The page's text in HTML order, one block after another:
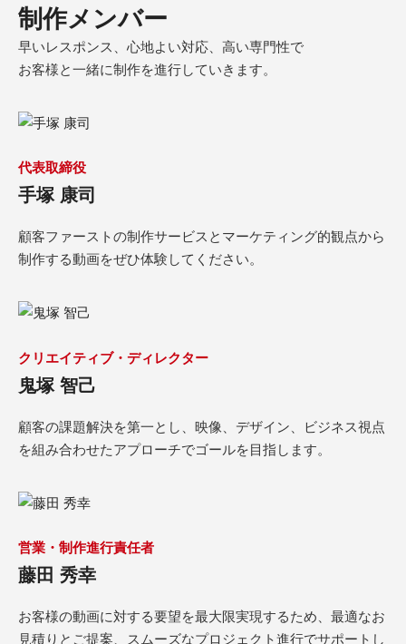
制作メンバー
早いレスポンス、心地よい対応、高い専門性で
お客様と一緒に制作を進行していきます。
代表取締役
手塚 康司
顧客ファーストの制作サービスとマーケティング的観点から
制作する動画をぜひ体験してください。
クリエイティブ・ディレクター
鬼塚 智己
顧客の課題解決を第一とし、映像、デザイン、ビジネス視点
を組み合わせたアプローチでゴールを目指します。
営業・制作進行責任者
藤田 秀幸
お客様の動画に対する要望を最大限実現するため、最適なお
見積りとご提案、スムーズなプロジェクト進行でサポートし